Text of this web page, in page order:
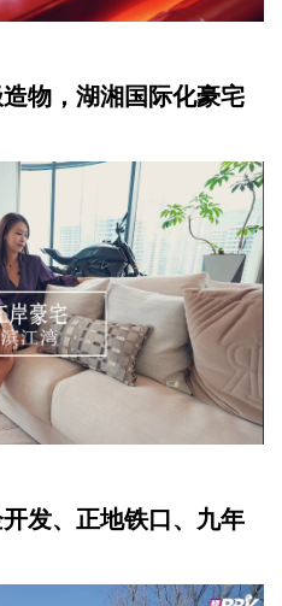
物，湖湘国际化豪宅
发、正地铁口、九年